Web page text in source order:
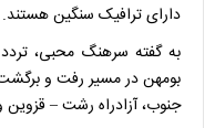
دارای ترافیک سنگین هستند.
به گفته سرهنگ محبی،
بومهن در مسیر رفت و
جنوب، آزادراه رشت –